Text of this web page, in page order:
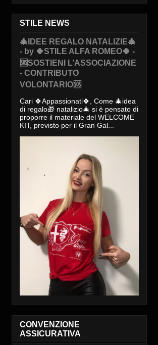
STILE NEWS
🎄IDEE REGALO NATALIZIE🎄
- by 🍀STILE ALFA ROMEO🍀 -
🆘SOSTIENI L’ASSOCIAZIONE
- CONTRIBUTO
VOLONTARIO🆘
Cari 🍀Appassionati🍀, Come 🎄idea
di regalo🎁 natalizio🎄 si è pensato di
proporre il materiale del WELCOME
KIT, previsto per il Gran Gal...
CONVENZIONE
ASSICURATIVA